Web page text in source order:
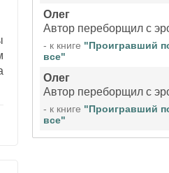
Олег
- к книге "Проигравший
все"
Олег
- к книге "Проигравший
все"